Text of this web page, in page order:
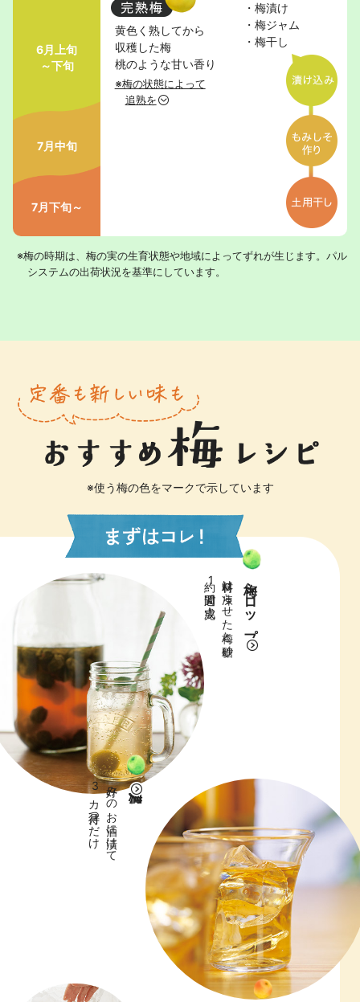
6月上旬
～下旬
黄色く熟してから
収穫した梅
桃のような甘い香り
※梅の状態によって
追熟を
・梅漬け
・梅ジャム
・梅干し
7月中旬
7月下旬～
※梅の時期は、梅の実の生育状態や地域によってずれが生じます。パル
システムの出荷状況を基準にしています。
※使う梅の色をマークで示しています
梅シロップ
材料は凍らせた梅と砂糖。
約1週間で完成！
好みのお酒に漬けて
3カ月待つだけ